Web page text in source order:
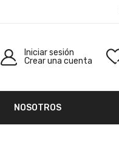
Iniciar sesión
Crear una cuenta
NOSOTROS